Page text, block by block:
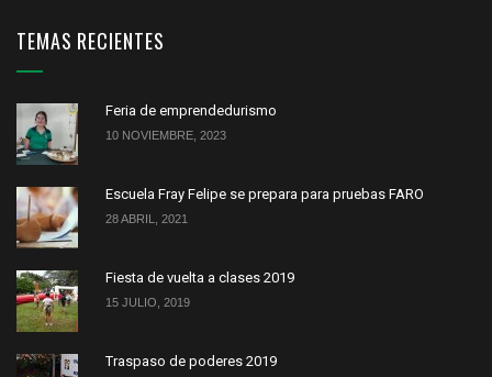
TEMAS RECIENTES
Feria de emprendedurismo
10 NOVIEMBRE, 2023
Escuela Fray Felipe se prepara para pruebas FARO
28 ABRIL, 2021
Fiesta de vuelta a clases 2019
15 JULIO, 2019
Traspaso de poderes 2019